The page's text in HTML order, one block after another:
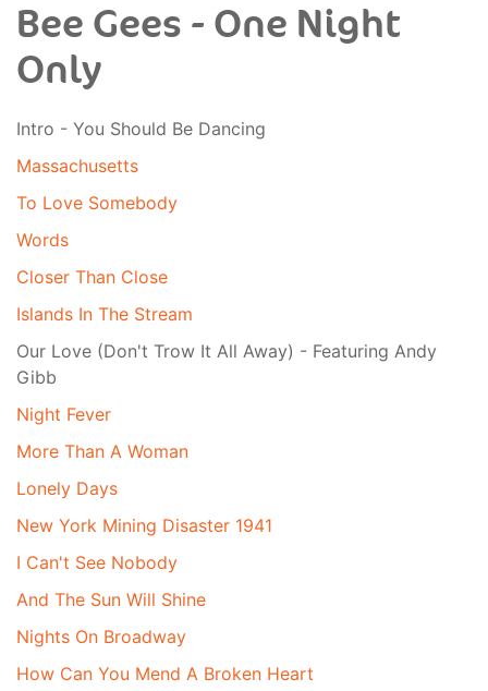
Bee Gees - One Night
Only
Intro - You Should Be Dancing
Massachusetts
To Love Somebody
Words
Closer Than Close
Islands In The Stream
Our Love (Don't Trow It All Away) - Featuring Andy
Gibb
Night Fever
More Than A Woman
Lonely Days
New York Mining Disaster 1941
I Can't See Nobody
And The Sun Will Shine
Nights On Broadway
How Can You Mend A Broken Heart